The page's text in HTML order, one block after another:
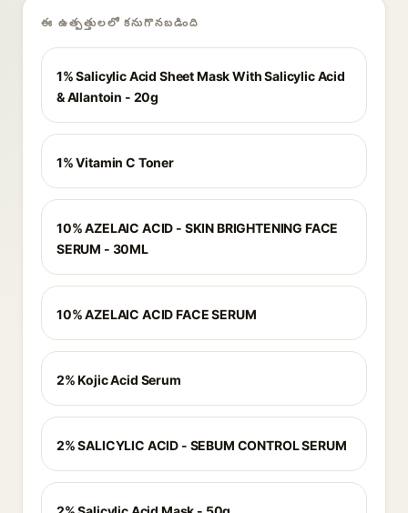
ఈ ఉత్పత్తులలో కనుగొనబడింది
1% Salicylic Acid Sheet Mask With Salicylic Acid
& Allantoin - 20g
1% Vitamin C Toner
10% AZELAIC ACID - SKIN BRIGHTENING FACE
SERUM - 30ML
10% AZELAIC ACID FACE SERUM
2% Kojic Acid Serum
2% SALICYLIC ACID - SEBUM CONTROL SERUM